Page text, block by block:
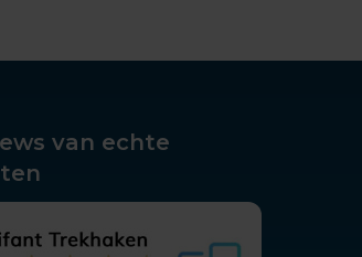
van echte